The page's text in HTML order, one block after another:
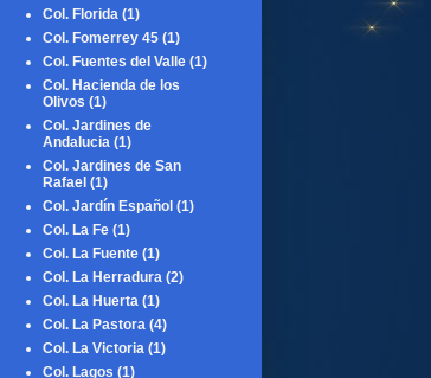
Col. Florida (1)
Col. Fomerrey 45 (1)
Col. Fuentes del Valle (1)
Col. Hacienda de los
Olivos (1)
Col. Jardines de
Andalucia (1)
Col. Jardines de San
Rafael (1)
Col. Jardín Español (1)
Col. La Fe (1)
Col. La Fuente (1)
Col. La Herradura (2)
Col. La Huerta (1)
Col. La Pastora (4)
Col. La Victoria (1)
Col. Lagos (1)